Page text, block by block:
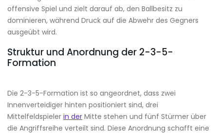
offensive Spiel und zielt darauf ab, den Ballbesitz zu
dominieren, während Druck auf die Abwehr des Gegners
ausgeübt wird.
Struktur und Anordnung der 2-3-5-
Formation
Die 2-3-5-Formation ist so angeordnet, dass zwei
Innenverteidiger hinten positioniert sind, drei
Mittelfeldspieler in der Mitte stehen und fünf Stürmer über
die Angriffsreihe verteilt sind. Diese Anordnung schafft eine